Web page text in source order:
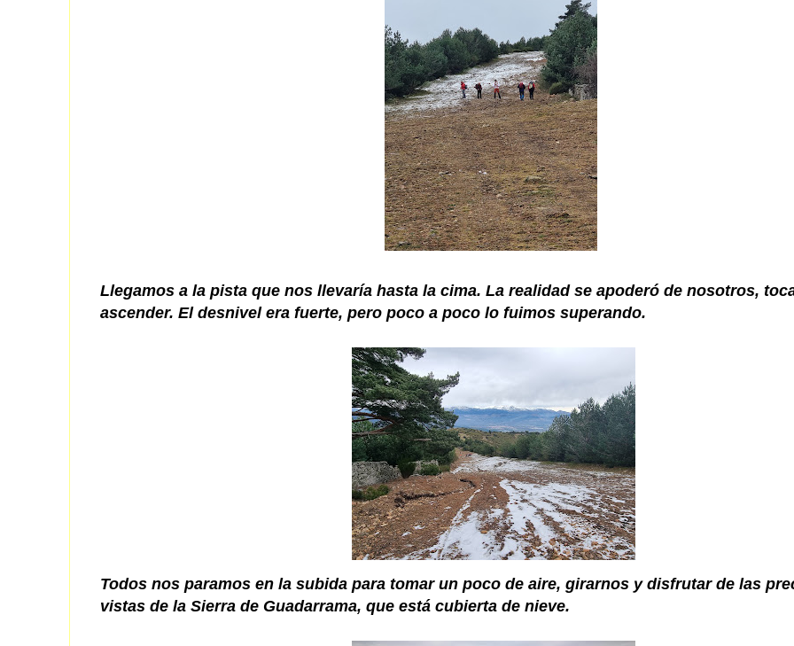
Llegamos a la pista que nos llevaría hasta la cima. La realidad se apoderó de nosotros,
ascender. El desnivel era fuerte, pero poco a poco lo fuimos superando.
Todos nos paramos en la subida para tomar un poco de aire, girarnos y disfrutar de las
vistas de la Sierra de Guadarrama, que está cubierta de nieve.